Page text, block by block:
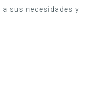
sus necesidades y